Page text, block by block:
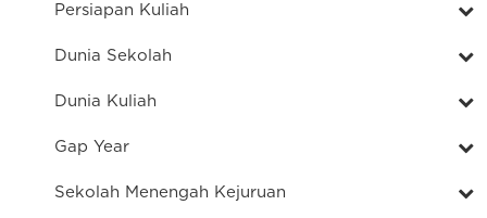
Persiapan Kuliah
Dunia Sekolah
Dunia Kuliah
Gap Year
Sekolah Menengah Kejuruan